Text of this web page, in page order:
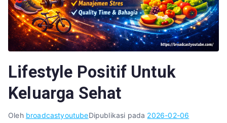
Lifestyle Positif Untuk
Keluarga Sehat
Oleh broadcastyoutubeDipublikasi pada 2026-02-06